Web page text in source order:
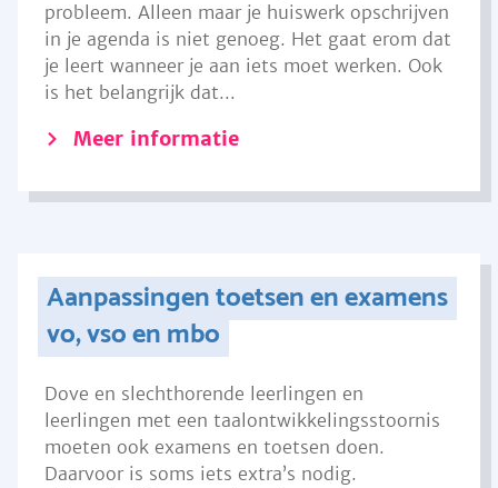
probleem. Alleen maar je huiswerk opschrijven
in je agenda is niet genoeg. Het gaat erom dat
je leert wanneer je aan iets moet werken. Ook
is het belangrijk dat...
Meer informatie
Aanpassingen toetsen en examens
vo, vso en mbo
Dove en slechthorende leerlingen en
leerlingen met een taalontwikkelingsstoornis
moeten ook examens en toetsen doen.
Daarvoor is soms iets extra’s nodig.